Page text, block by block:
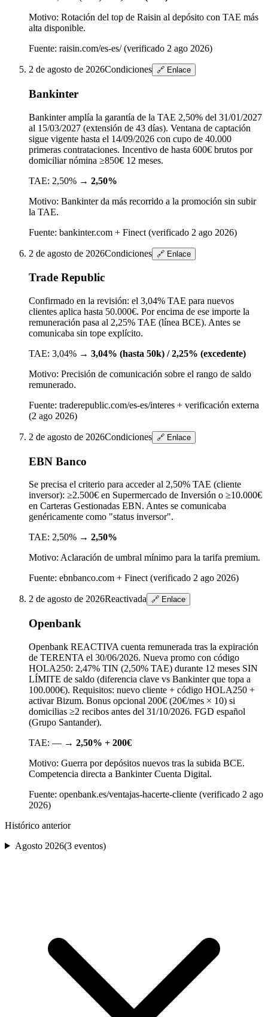
Motivo: Rotación del top de Raisin al depósito con TAE más
alta disponible.
Fuente: raisin.com/es-es/ (verificado 2 ago 2026)
2 de agosto de 2026Condiciones 🔗 Enlace
Bankinter
Bankinter amplía la garantía de la TAE 2,50% del 31/01/2027
al 15/03/2027 (extensión de 43 días). Ventana de captación
sigue vigente hasta el 14/09/2026 con cupo de 40.000
primeras contrataciones. Incentivo de hasta 600€ brutos por
domiciliar nómina ≥850€ 12 meses.
TAE: 2,50% → 2,50%
Motivo: Bankinter da más recorrido a la promoción sin subir
la TAE.
Fuente: bankinter.com + Finect (verificado 2 ago 2026)
2 de agosto de 2026Condiciones 🔗 Enlace
Trade Republic
Confirmado en la revisión: el 3,04% TAE para nuevos
clientes aplica hasta 50.000€. Por encima de ese importe la
remuneración pasa al 2,25% TAE (línea BCE). Antes se
comunicaba sin tope explícito.
TAE: 3,04% → 3,04% (hasta 50k) / 2,25% (excedente)
Motivo: Precisión de comunicación sobre el rango de saldo
remunerado.
Fuente: traderepublic.com/es-es/interes + verificación externa
(2 ago 2026)
2 de agosto de 2026Condiciones 🔗 Enlace
EBN Banco
Se precisa el criterio para acceder al 2,50% TAE (cliente
inversor): ≥2.500€ en Supermercado de Inversión o ≥10.000€
en Carteras Gestionadas EBN. Antes se comunicaba
genéricamente como "status inversor".
TAE: 2,50% → 2,50%
Motivo: Aclaración de umbral mínimo para la tarifa premium.
Fuente: ebnbanco.com + Finect (verificado 2 ago 2026)
2 de agosto de 2026Reactivada 🔗 Enlace
Openbank
Openbank REACTIVA cuenta remunerada tras la expiración
de TERENTA el 30/06/2026. Nueva promo con código
HOLA250: 2,47% TIN (2,50% TAE) durante 12 meses SIN
LÍMITE de saldo (diferencia clave vs Bankinter que topa a
100.000€). Requisitos: nuevo cliente + código HOLA250 +
activar Bizum. Bonus opcional 200€ (20€/mes × 10) si
domicilias ≥2 recibos antes del 31/10/2026. FGD español
(Grupo Santander).
TAE: — → 2,50% + 200€
Motivo: Guerra por depósitos nuevos tras la subida BCE.
Competencia directa a Bankinter Cuenta Digital.
Fuente: openbank.es/ventajas-hacerte-cliente (verificado 2 ago
2026)
Histórico anterior
Agosto 2026(3eventos)